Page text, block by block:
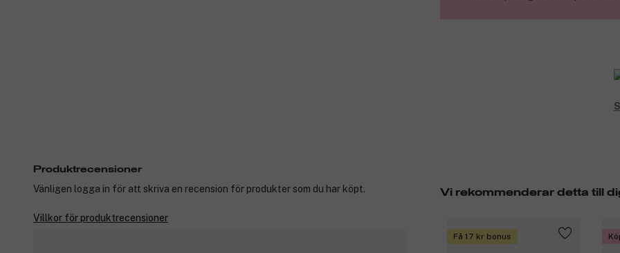
Vi rekommenderar detta till
Få 17 kr bonus
Produktrecensioner
Vänligen logga in för att skriva en recension för produkter som du har köpt.
Villkor för produktrecensioner